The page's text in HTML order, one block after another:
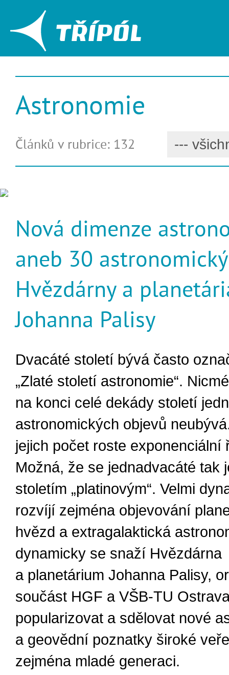
Astronomie
Článků v rubrice: 132
Nová dimenze
aneb 30
Hvězdárny a
Johanna Palisy
Dvacáté století bývá často
„Zlaté století astronomie“.
na konci celé dekády století
astronomických objevů
jejich počet roste exponenciální
Možná, že se jednadvacáté tak
stoletím „platinovým“. Velmi
rozvíjí zejména objevování
hvězd a extragalaktická
dynamicky se snaží Hvězdárna
a planetárium Johanna Palisy,
součást HGF a VŠB-TU
popularizovat a sdělovat nové
a geovědní poznatky široké
zejména mladé generaci.